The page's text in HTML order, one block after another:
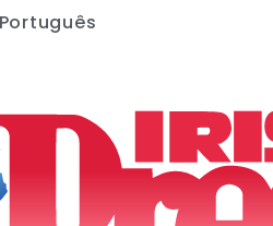
Português